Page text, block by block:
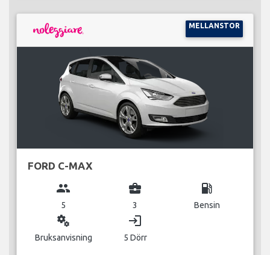
MELLANSTOR
FORD C-MAX
group
5
business_center
3
local_gas_station
Bensin
miscellaneous_services
Bruksanvisning
login
5 Dörr